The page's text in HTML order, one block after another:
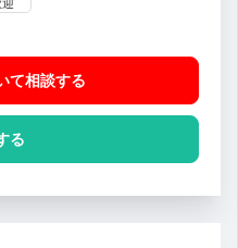
て相談する
る